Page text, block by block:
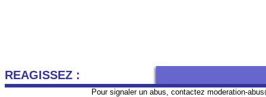
REAGISSEZ :
Pour signaler un abus, contactez moderation-